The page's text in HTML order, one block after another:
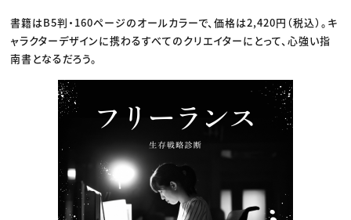
書籍はB5判・160ページのオールカラーで、価格は2,420円（税込）。キ
ャラクターデザインに携わるすべてのクリエイターにとって、心強い指
南書となるだろう。